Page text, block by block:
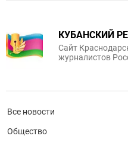
КУБАНСКИЙ
Сайт
журналистов
Все новости
Общество